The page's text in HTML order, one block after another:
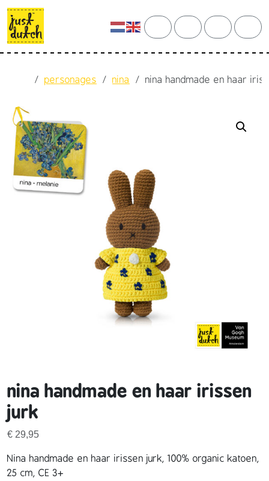
Skip to content
Skip to footer
searchaccountcart
Homepersonages nina nina handmade en haar
nina handmade en haar irissen
jurk
€ 29,95
Nina handmade en haar irissen jurk, 100% organic katoen,
25 cm, CE 3+